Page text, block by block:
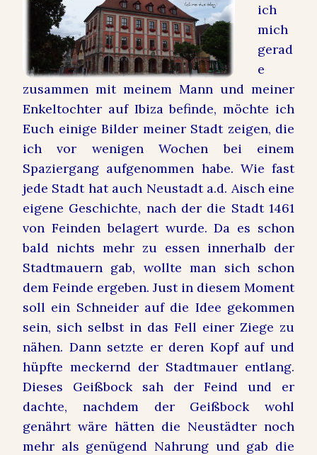
ich
mich
gerad
e
zusammen mit meinem Mann und meiner
Enkeltochter auf Ibiza befinde, möchte ich
Euch einige Bilder meiner Stadt zeigen, die
ich vor wenigen Wochen bei einem
Spaziergang aufgenommen habe. Wie fast
jede Stadt hat auch Neustadt a.d. Aisch eine
eigene Geschichte, nach der die Stadt 1461
von Feinden belagert wurde. Da es schon
bald nichts mehr zu essen innerhalb der
Stadtmauern gab, wollte man sich schon
dem Feinde ergeben. Just in diesem Moment
soll ein Schneider auf die Idee gekommen
sein, sich selbst in das Fell einer Ziege zu
nähen. Dann setzte er deren Kopf auf und
hüpfte meckernd der Stadtmauer entlang.
Dieses Geißbock sah der Feind und er
dachte, nachdem der Geißbock wohl
genährt wäre hätten die Neustädter noch
mehr als genügend Nahrung und gab die